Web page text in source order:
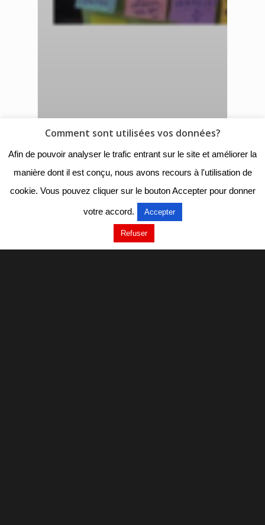
Comment sont utilisées vos données?
Afin de pouvoir analyser le trafic entrant sur le site et améliorer la
manière dont il est conçu, nous avons recours à l'utilisation de
cookie. Vous pouvez cliquer sur le bouton Accepter pour donner
votre accord. Accepter
Refuser